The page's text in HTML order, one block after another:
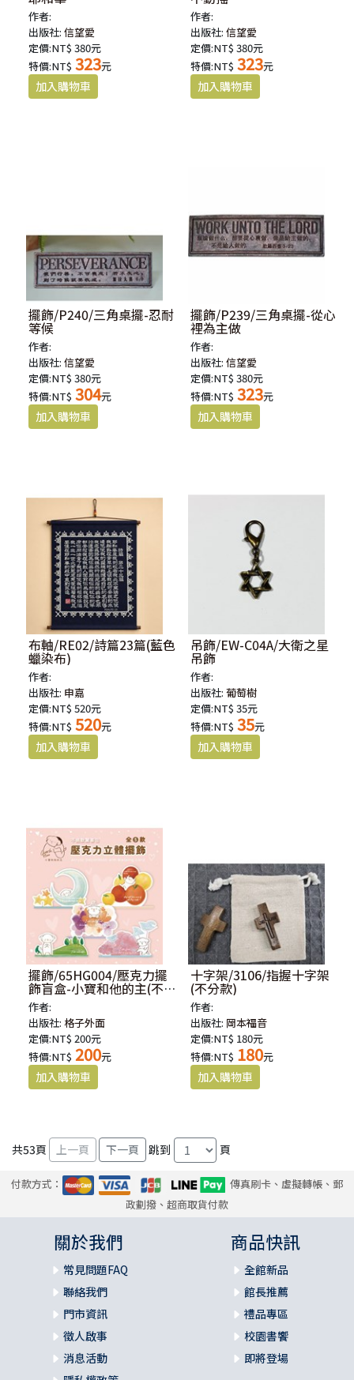
作者:
出版社:信望愛
定價:NT$ 380元
特價:NT$ 323元
作者:
出版社:信望愛
定價:NT$ 380元
特價:NT$ 323元
擺飾/P240/三角桌擺-忍耐
等候
作者:
出版社:信望愛
定價:NT$ 380元
特價:NT$ 304元
擺飾/P239/三角桌擺-從心
裡為主做
作者:
出版社:信望愛
定價:NT$ 380元
特價:NT$ 323元
布軸/RE02/詩篇23篇(藍色
蠟染布)
作者:
出版社: 申嘉
定價:NT$ 520元
特價:NT$ 520元
吊飾/EW-C04A/大衛之星
吊飾
作者:
出版社:葡萄樹
定價:NT$ 35元
特價:NT$ 35元
擺飾/65HG004/壓克力擺
飾盲盒-小寶和他的主(不分
款)
作者:
出版社:格子外面
定價:NT$ 200元
特價:NT$ 200元
十字架/3106/指握十字架
(不分款)
作者:
出版社: 岡本福音
定價:NT$ 180元
特價:NT$ 180元
共53頁 跳到 頁
付款方式：
傳真刷卡、虛擬轉帳、郵
政劃撥、超商取貨付款
關於我們
常見問題FAQ
聯絡我們
門市資訊
徵人啟事
消息活動
商品快訊
全館新品
館長推薦
禮品專區
校園書饗
即將登場